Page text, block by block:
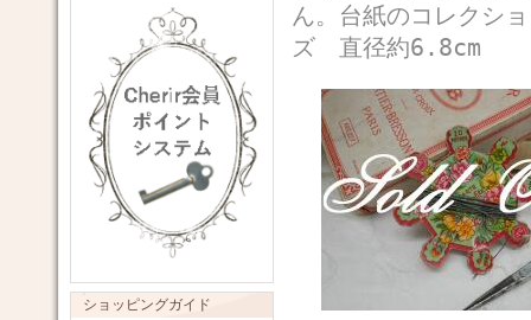
ショッピングガイド
ん。台紙のコレク
ズ 直径約6.8cm